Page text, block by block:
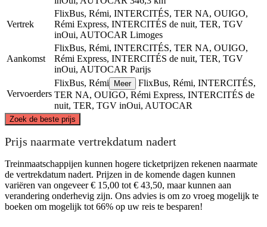
Vertrek
FlixBus, Rémi, INTERCITÉS, TER NA, OUIGO,
Rémi Express, INTERCITÉS de nuit, TER, TGV
inOui, AUTOCAR Limoges
Aankomst
FlixBus, Rémi, INTERCITÉS, TER NA, OUIGO,
Rémi Express, INTERCITÉS de nuit, TER, TGV
inOui, AUTOCAR Parijs
Vervoerders
FlixBus, Rémi Meer
FlixBus, Rémi, INTERCITÉS,
TER NA, OUIGO, Rémi Express, INTERCITÉS de
nuit, TER, TGV inOui, AUTOCAR
Zoek de beste prijs
© CARTO, ©OpenStreetMap
Prijs naarmate vertrekdatum nadert
Treinmaatschappijen kunnen hogere ticketprijzen rekenen naarmate
de vertrekdatum nadert. Prijzen in de komende dagen kunnen
variëren van ongeveer € 15,00 tot € 43,50, maar kunnen aan
verandering onderhevig zijn. Ons advies is om zo vroeg mogelijk te
boeken om mogelijk tot 66% op uw reis te besparen!